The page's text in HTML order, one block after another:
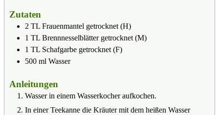
Zutaten
2 TL Frauenmantel getrocknet (H)
1 TL Brennnesselblätter getrocknet (M)
1 TL Schafgarbe getrocknet (F)
500 ml Wasser
Anleitungen
Wasser in einem Wasserkocher aufkochen.
In einer Teekanne die Kräuter mit dem heißen Wasser